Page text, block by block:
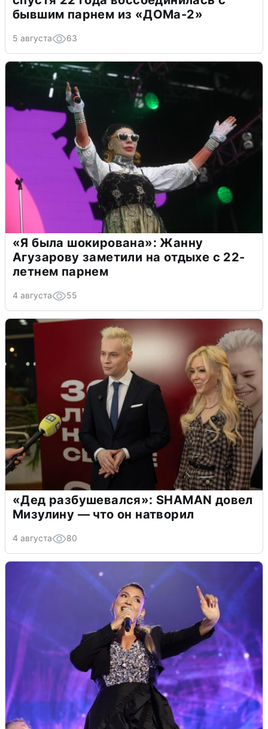
бывшим парнем из «ДОМа-2»
5 августа 63
«Я была шокирована»: Жанну
Агузарову заметили на отдыхе с 22-
летнем парнем
4 августа 55
«Дед разбушевался»: SHAMAN довел
Мизулину — что он натворил
4 августа 80